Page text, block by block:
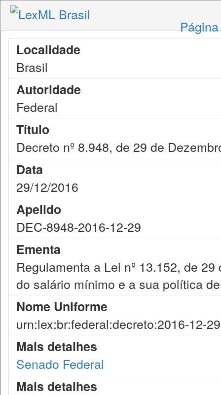
Localidade
Brasil
Autoridade
Federal
Título
Decreto nº 8.948, de 29 de
Data
29/12/2016
Apelido
DEC-8948-2016-12-29
Ementa
Regulamenta a Lei nº 13.152, de
do salário mínimo e a sua política
Nome Uniforme
urn:lex:br:federal:decreto:2016-12-
Mais detalhes
Senado Federal
Mais detalhes